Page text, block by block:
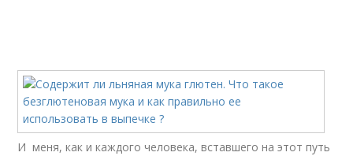
И меня, как и каждого человека, вставшего на этот путь